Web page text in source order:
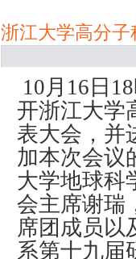
浙江大学高分
10月 16 日 18
开浙江大学
表大会，并
加本次会议
大学地球科
会主席谢瑞
席团成员以
系第十九届